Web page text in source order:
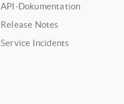
API-Dokumentation
Release Notes
Service Incidents